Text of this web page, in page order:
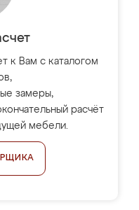
к Вам с каталогом
замеры,
расчёт
мебели.